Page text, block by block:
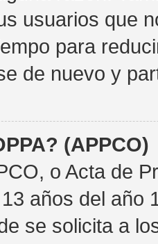
usuarios que
para
de nuevo y
(APPCO)
o Acta de
años del año
se solicita a